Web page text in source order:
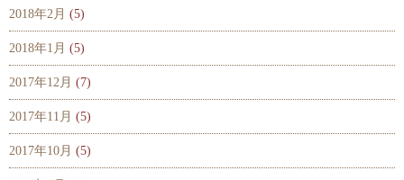
2018年2月 (5)
2018年1月 (5)
2017年12月 (7)
2017年11月 (5)
2017年10月 (5)